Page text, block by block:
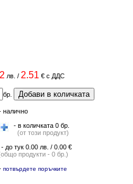
лв. / 2.51 € с ДДС
бр. Добави в количката
налично
- в количката 0 бр.
(от този продукт)
- до тук 0.00 лв. / 0.00 €
продукти - 0 бр.)
потвърдете поръчките